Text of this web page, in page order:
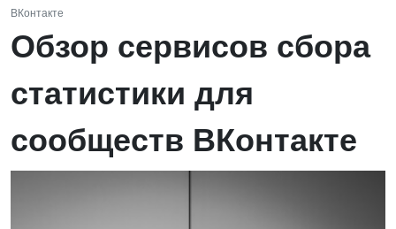
ВКонтакте
Обзор сервисов сбора
статистики для
сообществ ВКонтакте